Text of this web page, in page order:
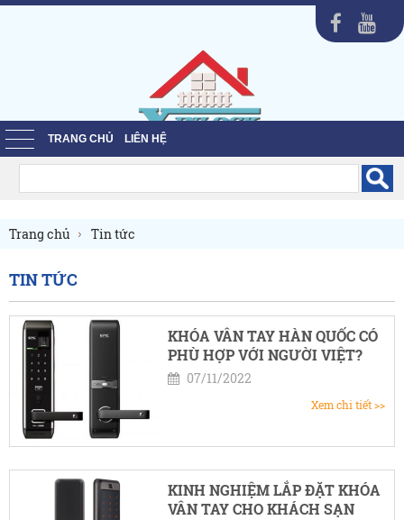
TRANG CHỦ LIÊN HỆ
Trang chủ Tin tức
TIN TỨC
KHÓA VÂN TAY HÀN QUỐC CÓ
PHÙ HỢP VỚI NGƯỜI VIỆT?
07/11/2022
Xem chi tiết >>
KINH NGHIỆM LẮP ĐẶT KHÓA
VÂN TAY CHO KHÁCH SẠN